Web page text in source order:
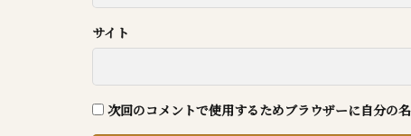
サイト
次回のコメントで使用するためブラウザーに自分の